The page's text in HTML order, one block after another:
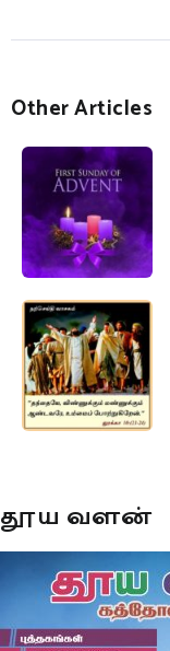
Other Articles
தூய வளன்